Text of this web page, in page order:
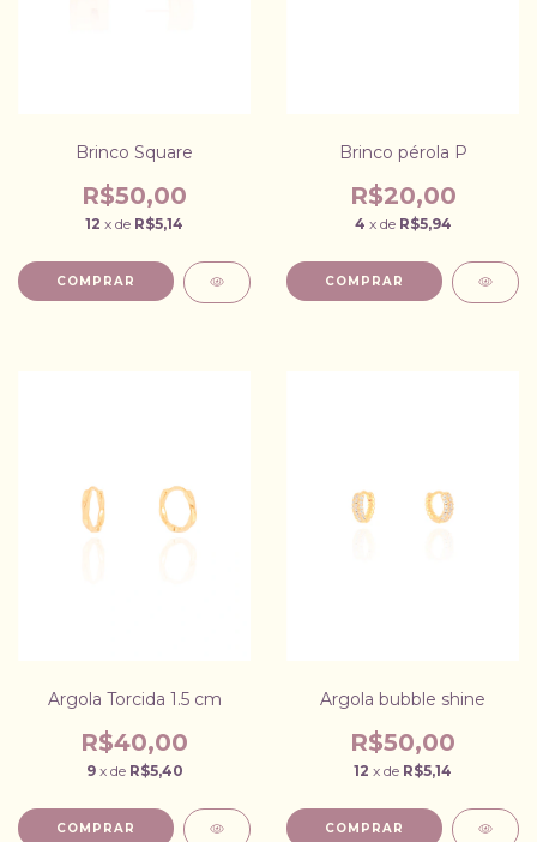
Brinco Square
R$50,00
12 x de R$5,14
Brinco pérola P
R$20,00
4 x de R$5,94
Argola Torcida 1.5 cm
R$40,00
9 x de R$5,40
Argola bubble shine
R$50,00
12 x de R$5,14